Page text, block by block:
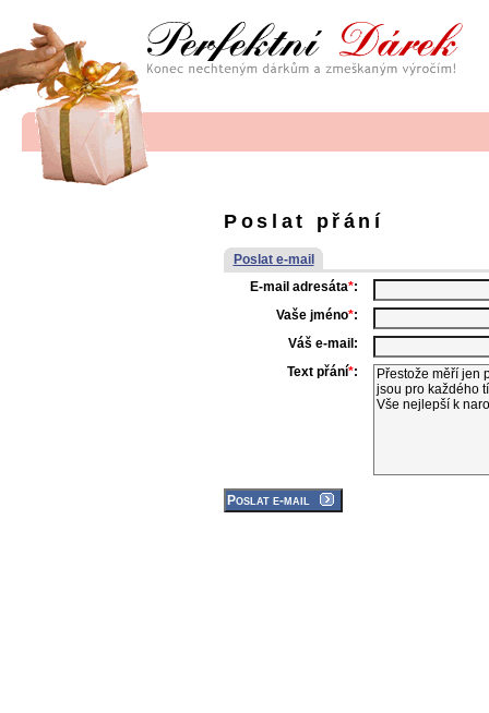
Poslat přání
Poslat e-mail
E-mail adresáta*:
Vaše jméno*:
Váš e-mail:
Text přání*: